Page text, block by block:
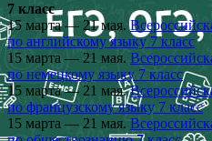
7 класс
15 марта — 21 мая.
по английскому языку 7 класс
15 марта — 21 мая.
по немецкому языку 7 класс
15 марта — 21 мая.
по французскому языку 7 класс
15 марта — 21 мая.